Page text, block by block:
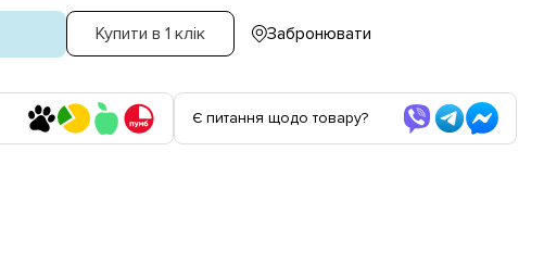
Купити в 1 клік Забронювати
Є питання щодо товару?